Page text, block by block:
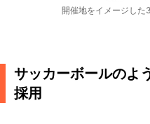
開催地をイメージした
サッカーボールのよ
採用